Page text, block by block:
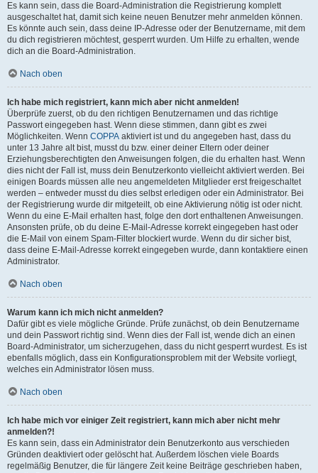
Es kann sein, dass die Board-Administration die Registrierung komplett
ausgeschaltet hat, damit sich keine neuen Benutzer mehr anmelden können.
Es könnte auch sein, dass deine IP-Adresse oder der Benutzername, mit dem
du dich registrieren möchtest, gesperrt wurden. Um Hilfe zu erhalten, wende
dich an die Board-Administration.
Nach oben
Ich habe mich registriert, kann mich aber nicht anmelden!
Überprüfe zuerst, ob du den richtigen Benutzernamen und das richtige
Passwort eingegeben hast. Wenn diese stimmen, dann gibt es zwei
Möglichkeiten. Wenn COPPA aktiviert ist und du angegeben hast, dass du
unter 13 Jahre alt bist, musst du bzw. einer deiner Eltern oder deiner
Erziehungsberechtigten den Anweisungen folgen, die du erhalten hast. Wenn
dies nicht der Fall ist, muss dein Benutzerkonto vielleicht aktiviert werden. Bei
einigen Boards müssen alle neu angemeldeten Mitglieder erst freigeschaltet
werden – entweder musst du dies selbst erledigen oder ein Administrator. Bei
der Registrierung wurde dir mitgeteilt, ob eine Aktivierung nötig ist oder nicht.
Wenn du eine E-Mail erhalten hast, folge den dort enthaltenen Anweisungen.
Ansonsten prüfe, ob du deine E-Mail-Adresse korrekt eingegeben hast oder
die E-Mail von einem Spam-Filter blockiert wurde. Wenn du dir sicher bist,
dass deine E-Mail-Adresse korrekt eingegeben wurde, dann kontaktiere einen
Administrator.
Nach oben
Warum kann ich mich nicht anmelden?
Dafür gibt es viele mögliche Gründe. Prüfe zunächst, ob dein Benutzername
und dein Passwort richtig sind. Wenn dies der Fall ist, wende dich an einen
Board-Administrator, um sicherzugehen, dass du nicht gesperrt wurdest. Es ist
ebenfalls möglich, dass ein Konfigurationsproblem mit der Website vorliegt,
welches ein Administrator lösen muss.
Nach oben
Ich habe mich vor einiger Zeit registriert, kann mich aber nicht mehr
anmelden?!
Es kann sein, dass ein Administrator dein Benutzerkonto aus verschieden
Gründen deaktiviert oder gelöscht hat. Außerdem löschen viele Boards
regelmäßig Benutzer, die für längere Zeit keine Beiträge geschrieben haben,